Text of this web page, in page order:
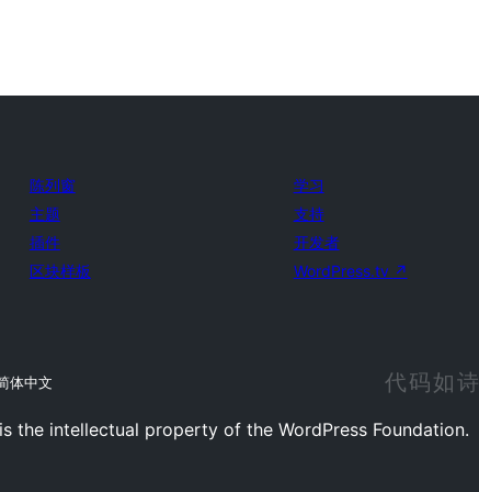
陈列窗
主题
插件
区块样板
学习
支持
开发者
WordPress.tv ↗
体中文 代码如诗
the intellectual property of the WordPress Foundation.